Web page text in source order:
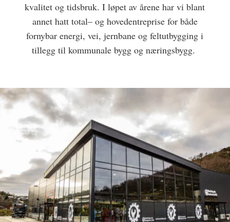
kvalitet og tidsbruk. I løpet av årene har vi blant
annet hatt total– og hovedentreprise for både
fornybar energi, vei, jernbane og feltutbygging i
tillegg til kommunale bygg og næringsbygg.